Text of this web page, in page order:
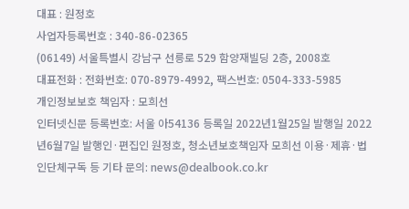
대표 : 원정호
사업자등록번호 : 340-86-02365
(06149) 서울특별시 강남구 선릉로 529 함양재빌딩 2층, 2008호
대표전화 : 전화번호: 070-8979-4992, 팩스번호: 0504-333-5985
개인정보보호 책임자 : 모희선
인터넷신문 등록번호: 서울 아54136 등록일 2022년1월25일 발행일 2022
년6월7일 발행인·편집인 원정호, 청소년보호책임자 모희선 이용·제휴·법
인단체구독 등 기타 문의: news@dealbook.co.kr